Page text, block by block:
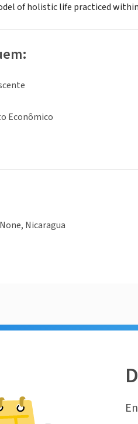
of holistic life practiced
Econômico
Nicaragua